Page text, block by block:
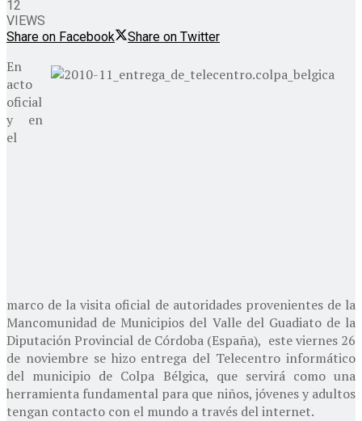
12
VIEWS
Share on Facebook
Share on Twitter
En
acto
oficial
y en
el
marco de la visita oficial de autoridades provenientes de la
Mancomunidad de Municipios del Valle del Guadiato de la
Diputación Provincial de Córdoba (España), este viernes 26
de noviembre se hizo entrega del Telecentro informático
del municipio de Colpa Bélgica, que servirá como una
herramienta fundamental para que niños, jóvenes y adultos
tengan contacto con el mundo a través del internet.